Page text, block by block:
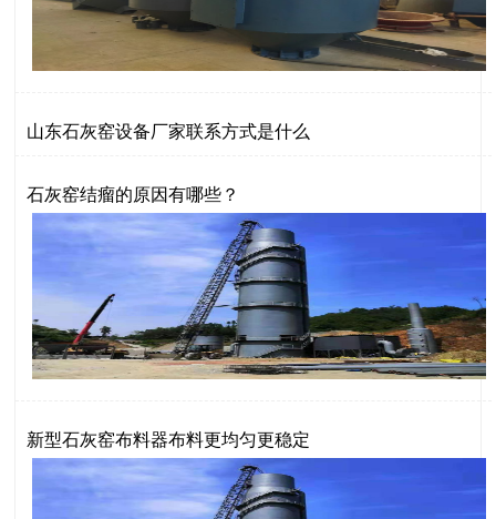
山东石灰窑设备厂家联系方式是什么
石灰窑结瘤的原因有哪些？
新型石灰窑布料器布料更均匀更稳定